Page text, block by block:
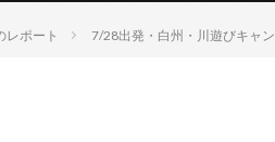
レポート 7/28出発・白州・川遊びキャ